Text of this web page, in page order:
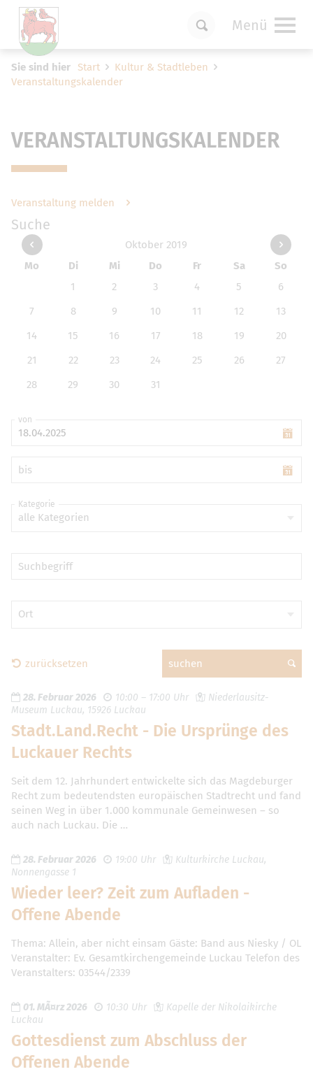
Menü
Sie sind hier Start
Kultur & Stadtleben
Veranstaltungskalender
VERANSTALTUNGSKALENDER
Veranstaltung melden
Suche
Oktober 2019
Mo
Di Mi Do Fr Sa
So
1
2 3 4 5
6
7
8 9 10 11 12
13
14
15 16 17 18 19
20
21
22 23 24 25 26
27
28
29 30 31
von
bis
alle Kategorien
Kategorie
Suchbegriff
Ort
zurücksetzen suchen
28. Februar 2026 10:00 – 17:00 Uhr
Niederlausitz-
Museum Luckau, 15926 Luckau
Stadt.Land.Recht - Die Ursprünge des
Luckauer Rechts
Seit dem 12. Jahrhundert entwickelte sich das Magdeburger
Recht zum bedeutendsten europäischen Stadtrecht und fand
seinen Weg in über 1.000 kommunale Gemeinwesen – so
auch nach Luckau. Die …
28. Februar 2026 19:00 Uhr
Kulturkirche Luckau,
Nonnengasse 1
Wieder leer? Zeit zum Aufladen -
Offene Abende
Thema: Allein, aber nicht einsam Gäste: Band aus Niesky / OL
Veranstalter: Ev. Gesamtkirchengemeinde Luckau Telefon des
Veranstalters: 03544/2339
01. MÃ¤rz 2026 10:30 Uhr
Kapelle der Nikolaikirche
Luckau
Gottesdienst zum Abschluss der
Offenen Abende
vornehmen zu können wird die Berechtigung
fürfunktionale Cookies